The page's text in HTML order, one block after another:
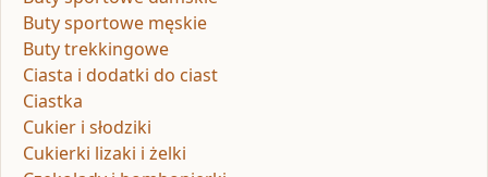
Buty sportowe męskie
Buty trekkingowe
Ciasta i dodatki do ciast
Ciastka
Cukier i słodziki
Cukierki lizaki i żelki